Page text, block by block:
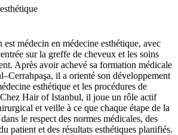
médecin en médecine esthétique, avec
sur la greffe de cheveux et les soins
Après avoir achevé sa formation médicale
il a orienté son développement
esthétique et les procédures de
Hair of Istanbul, il joue un rôle actif
et veille à ce que chaque étape de la
le respect des normes médicales, des
patient et des résultats esthétiques planifiés.